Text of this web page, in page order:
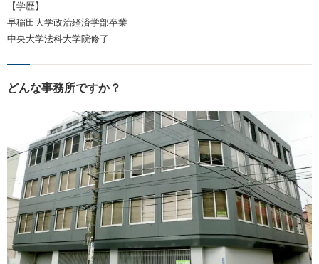
【学歴】
早稲田大学政治経済学部卒業
中央大学法科大学院修了
どんな事務所ですか？